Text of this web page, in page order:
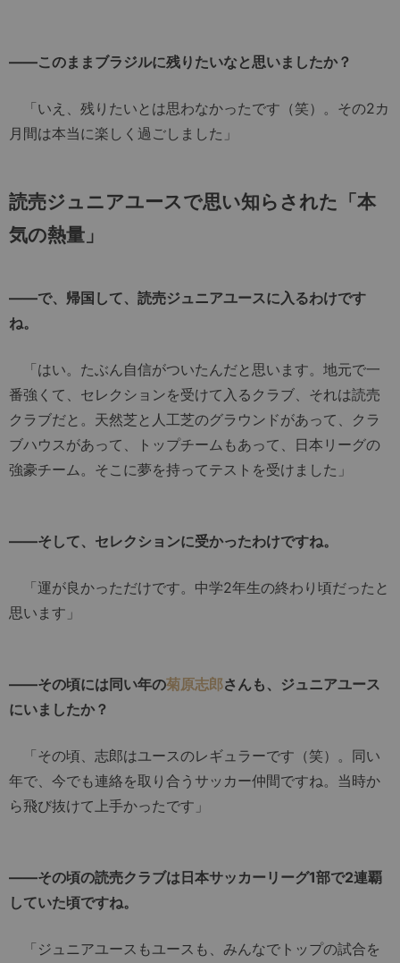
――このままブラジルに残りたいなと思いましたか？
「いえ、残りたいとは思わなかったです（笑）。その2カ
月間は本当に楽しく過ごしました」
読売ジュニアユースで思い知らされた「本
気の熱量」
――で、帰国して、読売ジュニアユースに入るわけです
ね。
「はい。たぶん自信がついたんだと思います。地元で一
番強くて、セレクションを受けて入るクラブ、それは読売
クラブだと。天然芝と人工芝のグラウンドがあって、クラ
ブハウスがあって、トップチームもあって、日本リーグの
強豪チーム。そこに夢を持ってテストを受けました」
――そして、セレクションに受かったわけですね。
「運が良かっただけです。中学2年生の終わり頃だったと
思います」
――その頃には同い年の菊原志郎さんも、ジュニアユース
にいましたか？
「その頃、志郎はユースのレギュラーです（笑）。同い
年で、今でも連絡を取り合うサッカー仲間ですね。当時か
ら飛び抜けて上手かったです」
――その頃の読売クラブは日本サッカーリーグ1部で2連覇
していた頃ですね。
「ジュニアユースもユースも、みんなでトップの試合を